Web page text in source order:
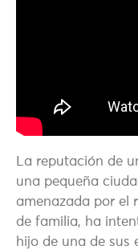
La reputación de
una pequeña
amenazada por el
de familia, ha
hijo de una de sus